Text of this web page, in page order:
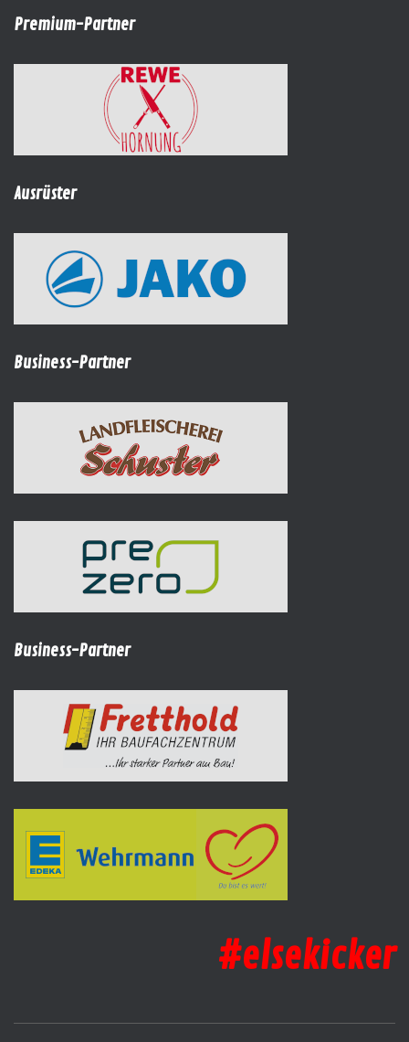
Premium-Partner
Ausrüster
Business-Partner
Business-Partner
#elsekicker